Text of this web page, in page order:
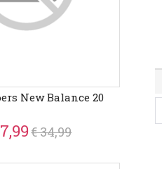
New Balance 20
€ 34,99